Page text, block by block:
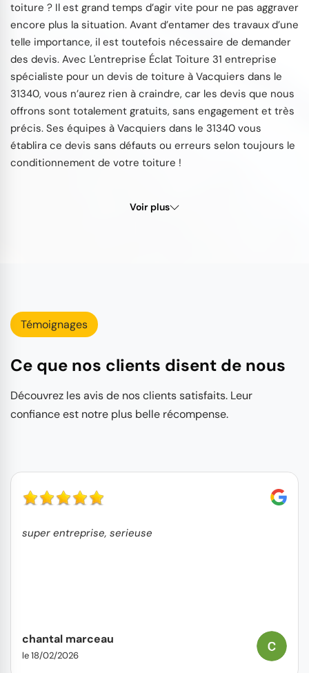
toiture ? Il est grand temps d’agir vite pour ne pas aggraver
encore plus la situation. Avant d’entamer des travaux d’une
telle importance, il est toutefois nécessaire de demander
des devis. Avec L'entreprise Éclat Toiture 31 entreprise
spécialiste pour un devis de toiture à Vacquiers dans le
31340, vous n’aurez rien à craindre, car les devis que nous
offrons sont totalement gratuits, sans engagement et très
précis. Ses équipes à Vacquiers dans le 31340 vous
établira ce devis sans défauts ou erreurs selon toujours le
conditionnement de votre toiture !
Voir plus
Témoignages
Ce que nos clients disent de nous
Découvrez les avis de nos clients satisfaits. Leur
confiance est notre plus belle récompense.
super entreprise, serieuse
chantal marceau
le 18/02/2026